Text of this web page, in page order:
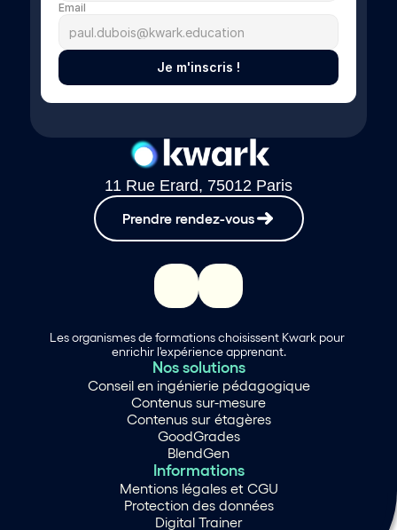
Email
Je m'inscris !
11 Rue Erard, 75012 Paris
Prendre rendez-vous
Les organismes de formations choisissent Kwark pour
enrichir l'expérience apprenant.
Nos solutions
Conseil en ingénierie pédagogique
Contenus sur-mesure
Contenus sur étagères
GoodGrades
BlendGen
Informations
Mentions légales et CGU
Protection des données
Digital Trainer